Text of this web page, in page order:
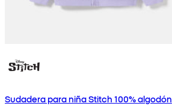
Sudadera para niña Stitch 100% algodón